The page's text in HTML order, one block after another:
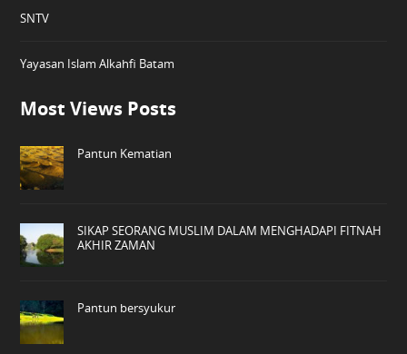
SNTV
Yayasan Islam Alkahfi Batam
Most Views Posts
Pantun Kematian
SIKAP SEORANG MUSLIM DALAM MENGHADAPI FITNAH
AKHIR ZAMAN
Pantun bersyukur